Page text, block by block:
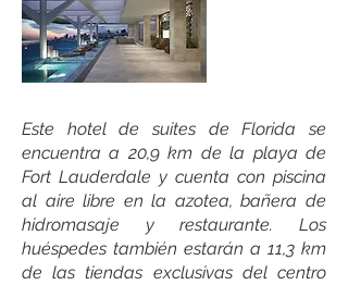
Este hotel de suites de Florida se
encuentra a 20,9 km de la playa de
Fort Lauderdale y cuenta con piscina
al aire libre en la azotea, bañera de
hidromasaje y restaurante. Los
huéspedes también estarán a 11,3 km
de las tiendas exclusivas del centro